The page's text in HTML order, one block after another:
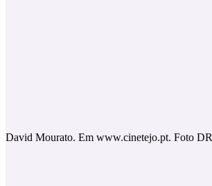
David Mourato. Em www.cinetejo.pt. Foto DR